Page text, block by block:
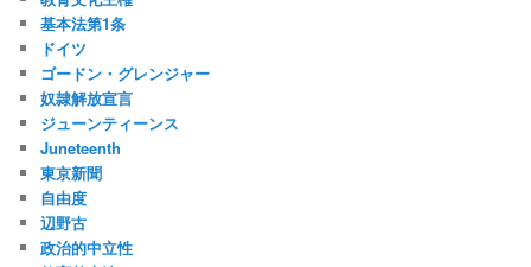
基本法第1条
ドイツ
ゴードン・グレンジャー
奴隷解放宣言
ジューンティーンス
Juneteenth
東京新聞
自由度
辺野古
政治的中立性